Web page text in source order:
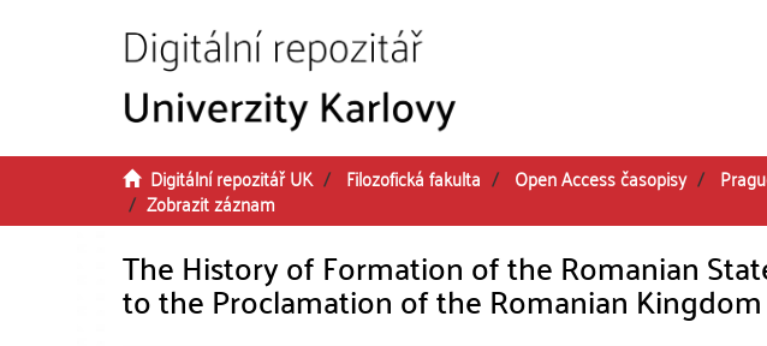
Digitální repozitář UK Filozofická fakulta Open Access časopisy
Zobrazit záznam
The History of Formation of the Romanian
to the Proclamation of the Romanian Kingdom